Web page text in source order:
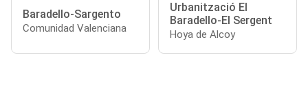
Baradello-Sargento
Comunidad Valenciana
Urbanització El
Baradello-El Sergent
Hoya de Alcoy